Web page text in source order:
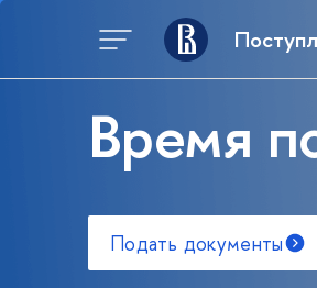
Время
Подать документы